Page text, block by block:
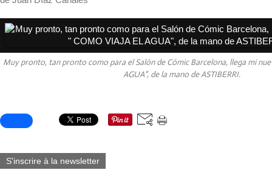
Muy pronto, tan pronto como para el Salón de Cómic Barcelona, llega mi
AGUA", de la mano de ASTIBERRI.
S'inscrire à la newsletter